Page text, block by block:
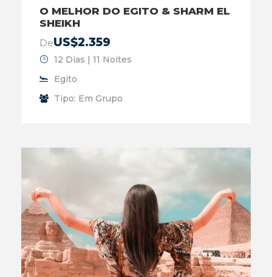
O MELHOR DO EGITO & SHARM EL
SHEIKH
DeUS$2.359
12 Dias | 11 Noites
Egito
Tipo: Em Grupo